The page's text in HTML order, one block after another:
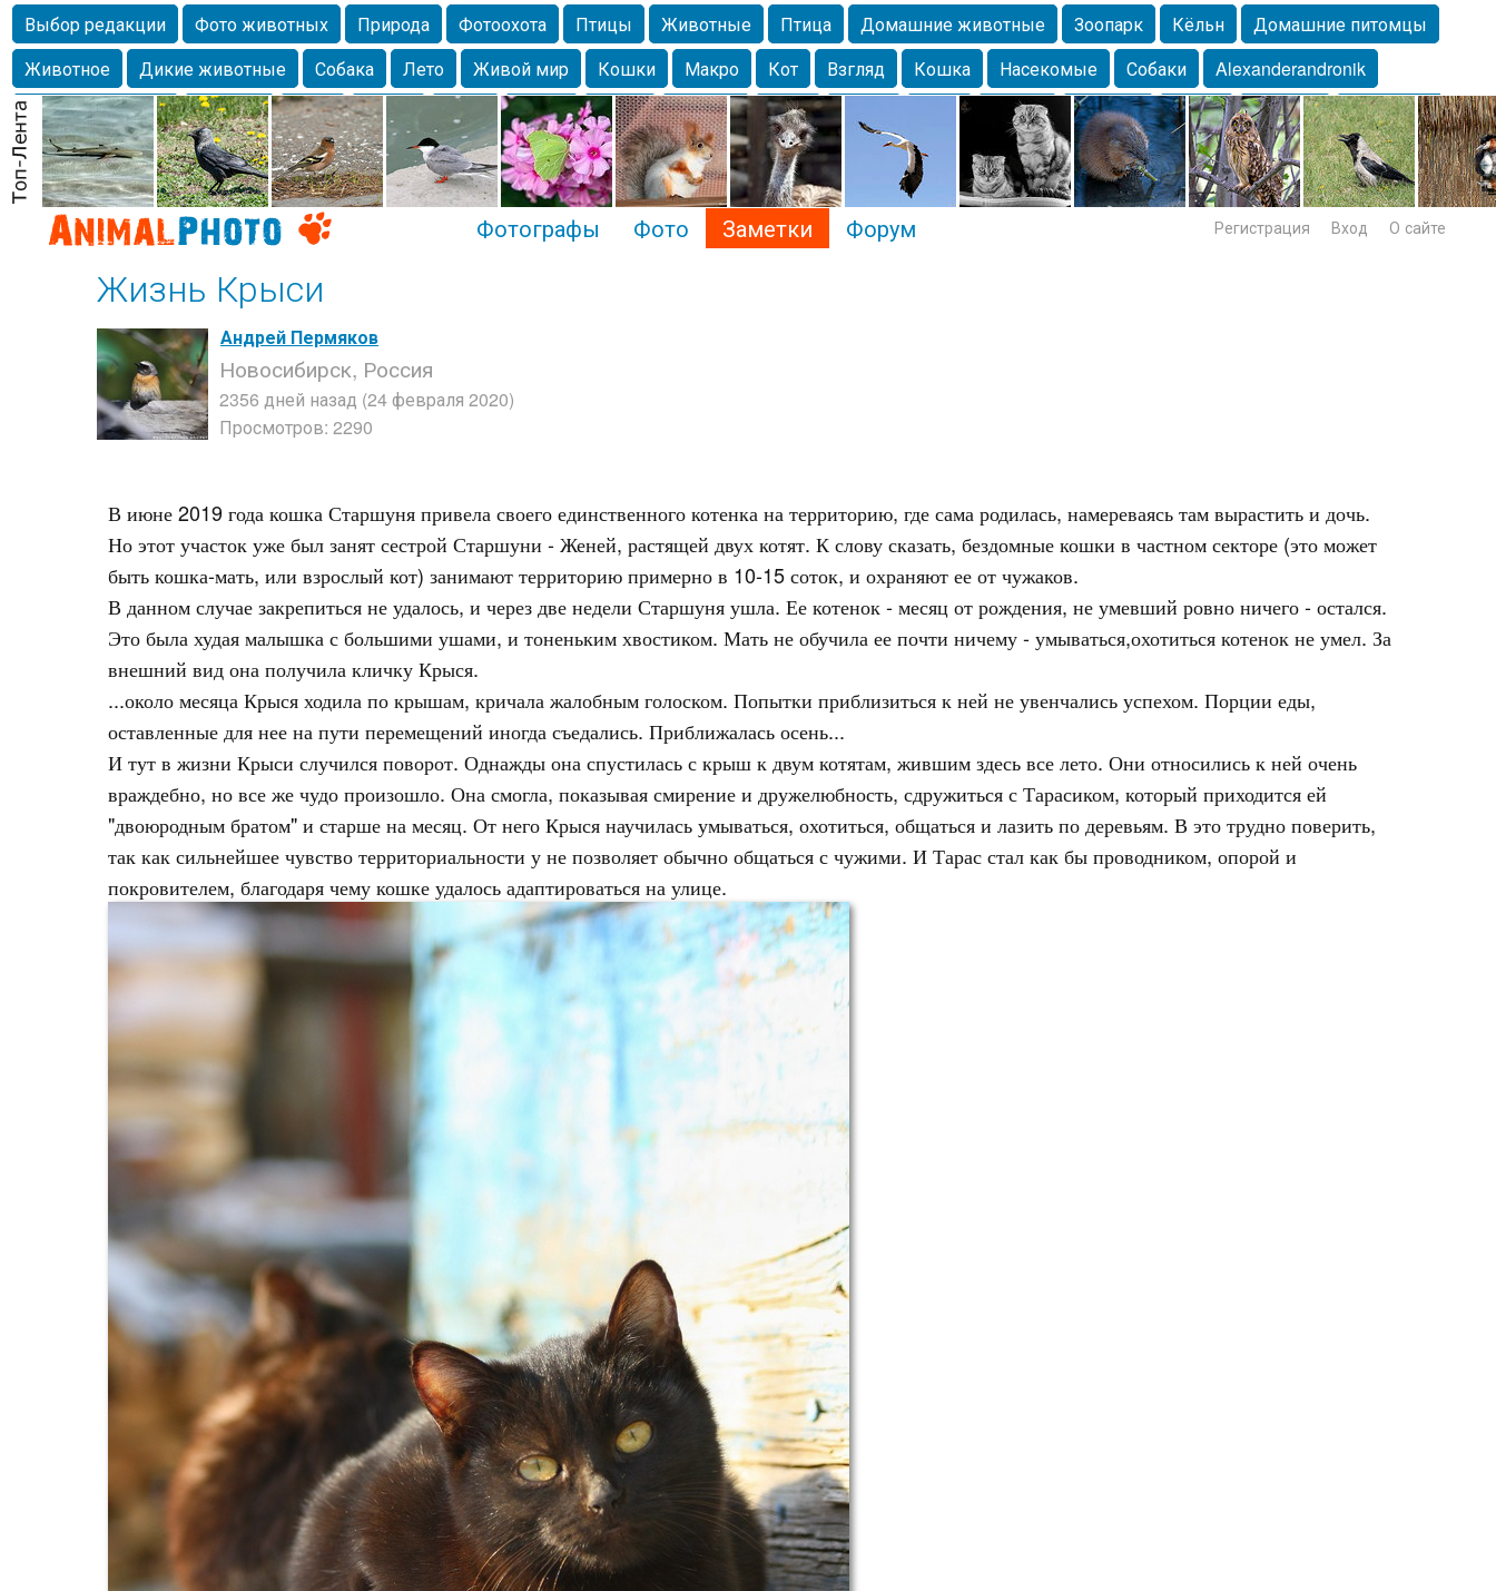
Выбор редакции Фото животных Природа Фотоохота Птицы Животные Птица Домашние животные Зоопарк Кёльн
Домашние питомцы
Животное
Дикие животные Собака Лето Живой мир Кошки Макро Кот Взгляд Кошка Насекомые Собаки
Alexanderandronik
Млекопитающие
Красота Фото Озеро Глаза Крым Весна Москва Парк Белка Морда Собачка Осень Портрет
Домашние
любимцы
Волгоград Лебедь Город Бабочка Чайка Лес Утки Николаев Насекомое Коты Lebert Дикие птицы Утка Самара
Лебеди
Спаниель
Фотографы Фото Заметки Форум Регистрация Вход О сайте
Жизнь Крыси
Андрей Пермяков
Новосибирск, Россия
2356 дней назад (24 февраля 2020)
Просмотров: 2290
В июне 2019 года кошка Старшуня привела своего единственного котенка на территорию, где сама родилась, намереваясь там вырастить и дочь.
Но этот участок уже был занят сестрой Старшуни - Женей, растящей двух котят. К слову сказать, бездомные кошки в частном секторе (это может
быть кошка-мать, или взрослый кот) занимают территорию примерно в 10-15 соток, и охраняют ее от чужаков.
В данном случае закрепиться не удалось, и через две недели Старшуня ушла. Ее котенок - месяц от рождения, не умевший ровно ничего - остался.
Это была худая малышка с большими ушами, и тоненьким хвостиком. Мать не обучила ее почти ничему - умываться,охотиться котенок не умел. За
внешний вид она получила кличку Крыся.
...около месяца Крыся ходила по крышам, кричала жалобным голоском. Попытки приблизиться к ней не увенчались успехом. Порции еды,
оставленные для нее на пути перемещений иногда съедались. Приближалась осень...
И тут в жизни Крыси случился поворот. Однажды она спустилась с крыш к двум котятам, жившим здесь все лето. Они относились к ней очень
враждебно, но все же чудо произошло. Она смогла, показывая смирение и дружелюбность, сдружиться с Тарасиком, который приходится ей
"двоюродным братом" и старше на месяц. От него Крыся научилась умываться, охотиться, общаться и лазить по деревьям. В это трудно поверить,
так как сильнейшее чувство территориальности у не позволяет обычно общаться с чужими. И Тарас стал как бы проводником, опорой и
покровителем, благодаря чему кошке удалось адаптироваться на улице.